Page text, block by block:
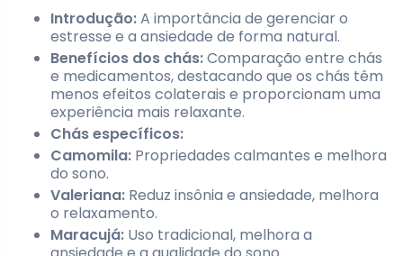
Introdução:A importância de gerenciar o
estresse e a ansiedade de forma natural.
Benefícios dos chás:Comparação entre chás
e medicamentos, destacando que os chás têm
menos efeitos colaterais e proporcionam uma
experiência mais relaxante.
Chás específicos:
Camomila: Propriedades calmantes e melhora
do sono.
Valeriana: Reduz insônia e ansiedade, melhora
o relaxamento.
Maracujá: Uso tradicional, melhora a